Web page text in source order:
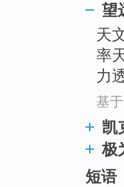
望
天
率
力
基
凯
极
短语